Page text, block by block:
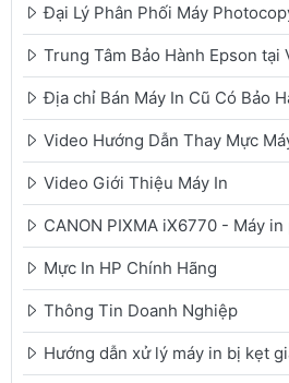
Đại Lý Phân Phối Máy
Trung Tâm Bảo Hành Epson tại
Địa chỉ Bán Máy In Cũ Có Bảo
Video Hướng Dẫn Thay Mực
Video Giới Thiệu Máy In
CANON PIXMA iX6770 - Máy
Mực In HP Chính Hãng
Thông Tin Doanh Nghiệp
Hướng dẫn xử lý máy in bị kẹt